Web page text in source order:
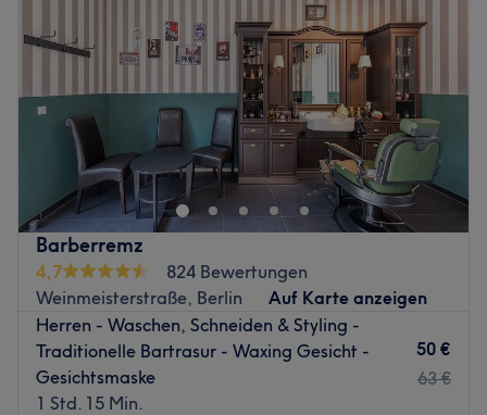
Barberremz
4,7
824 Bewertungen
Weinmeisterstraße, Berlin
Auf Karte anzeigen
Herren - Waschen, Schneiden & Styling -
Traditionelle Bartrasur - Waxing Gesicht -
Gesichtsmaske
1 Std. 15 Min.
50 €
63 €